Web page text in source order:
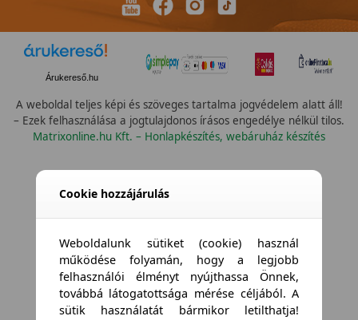
Árukereső.hu
A weboldal teljes képi és szöveges tartalma jogvédelem alatt áll!
– Ezek felhasználása a jogtulajdonos írásos engedélye nélkül tilos.
Matrixonline.hu Kft. – Honlapkészítés, webáruház készítés
Cookie hozzájárulás
Weboldalunk sütiket (cookie) használ
működése folyamán, hogy a legjobb
felhasználói élményt nyújthassa Önnek,
továbbá látogatottsága mérése céljából. A
sütik használatát bármikor letilthatja!